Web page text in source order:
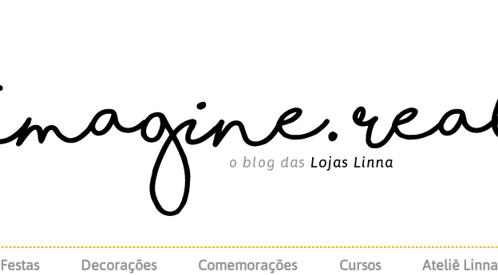
Festas Decorações Comemorações Cursos Ateliê Linna